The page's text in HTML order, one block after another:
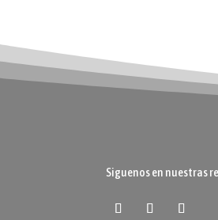
Siguenos en nuestras